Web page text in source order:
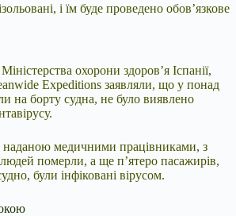
і їм буде проведено обов’язкове
охорони здоров’я Іспанії,
Expeditions заявляли, що у понад
на борту судна, не було виявлено
наданою медичними працівниками, з
померли, а ще п’ятеро пасажирів,
були інфіковані вірусом.